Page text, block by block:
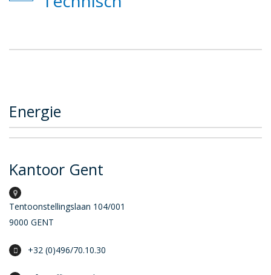
Energie
Kantoor Gent
Tentoonstellingslaan 104/001
9000 GENT
+32 (0)496/70.10.30